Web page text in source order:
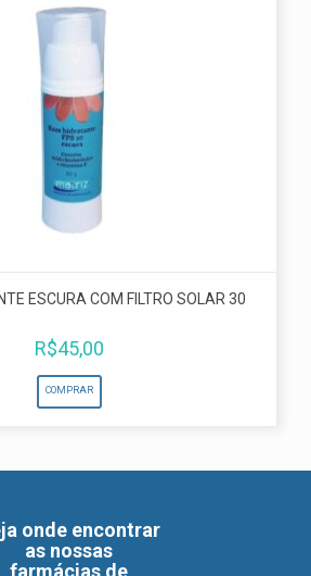
ESCURA COM FILTRO SOLAR 30
R$45,00
COMPRAR
onde encontrar
as nossas